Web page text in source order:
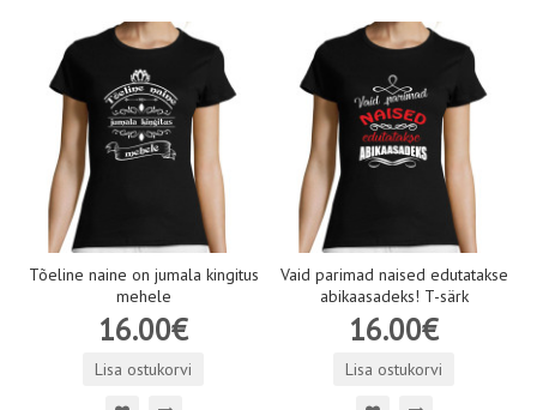
Tõeline naine on jumala kingitus
mehele
16.00€
Lisa ostukorvi
Vaid parimad naised edutatakse
abikaasadeks! T-särk
16.00€
Lisa ostukorvi